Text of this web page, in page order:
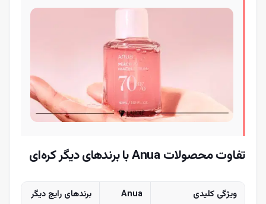
تفاوت محصولات Anua با برندهای دیگر کره‌ای
ویژگی کلیدی
Anua
برندهای رایج دیگر